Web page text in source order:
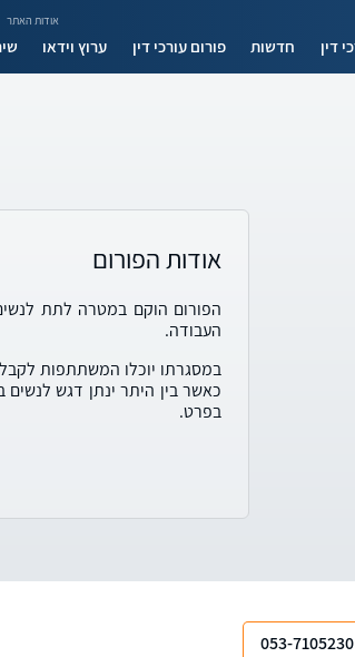
אודות האתר
דין חדשות פורום עורכי דין ערוץ וידאו
אודות הפורום
הפורום הוקם במטרה לתת
העבודה.
במסגרתו יוכלו המשתתפות לקבל
כאשר בין היתר ינתן דגש לנשים
בפרט.